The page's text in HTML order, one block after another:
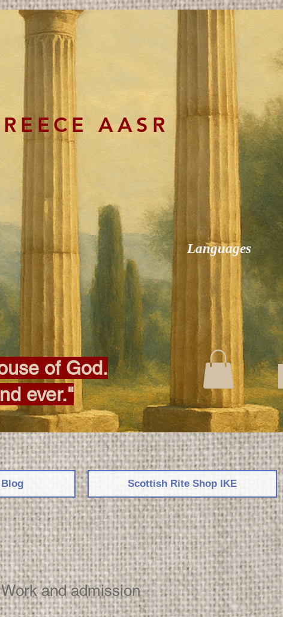
AASR
of God.
ever."
Languages
Scottish Rite Shop IKE
and admission